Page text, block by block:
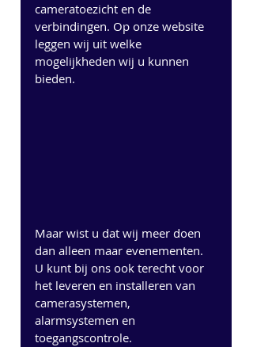
cameratoezicht en de
verbindingen. Op onze website
leggen wij uit welke
mogelijkheden wij u kunnen
bieden.
Maar wist u dat wij meer doen
dan alleen maar evenementen.
U kunt bij ons ook terecht voor
het leveren en installeren van
camerasystemen,
alarmsystemen en
toegangscontrole.